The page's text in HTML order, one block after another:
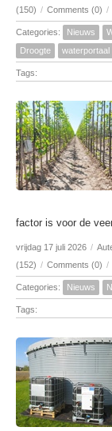
(150) / Comments (0) /
Categories: Nieuws
Droogte
waterportaal
Tags:
factor is voor de
vrijdag 17 juli 2026 /
(152) / Comments (0) /
Categories: Nieuws
Tags: